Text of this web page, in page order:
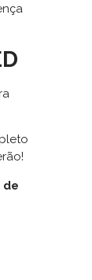
de